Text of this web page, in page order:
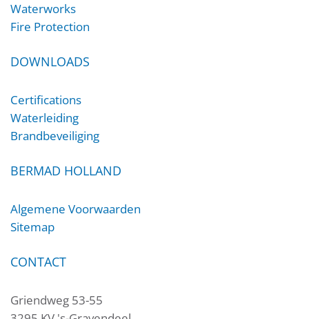
Waterworks
Fire Protection
DOWNLOADS
Certifications
Waterleiding
Brandbeveiliging
BERMAD HOLLAND
Algemene Voorwaarden
Sitemap
CONTACT
Griendweg 53-55